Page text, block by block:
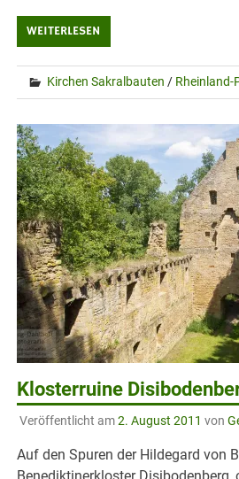
WEITERLESEN
Kirchen Sakralbauten / Rheinland-
Klosterruine
Veröffentlicht am2. August 2011 von
Auf den Spuren der Hildegard von